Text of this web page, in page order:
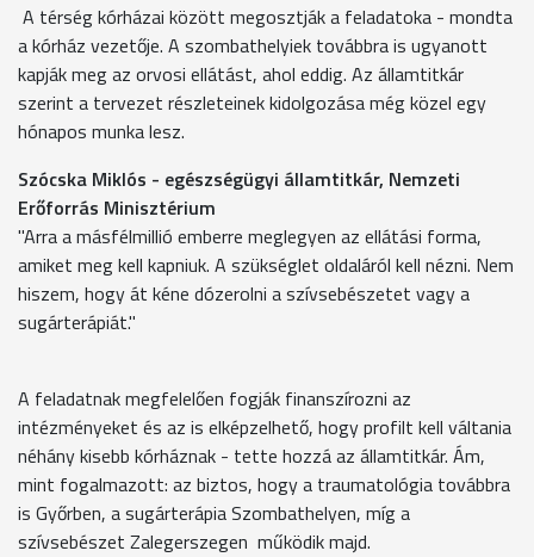
A térség kórházai között megosztják a feladatoka - mondta
a kórház vezetője. A szombathelyiek továbbra is ugyanott
kapják meg az orvosi ellátást, ahol eddig. Az államtitkár
szerint a tervezet részleteinek kidolgozása még közel egy
hónapos munka lesz.
Szócska Miklós - egészségügyi államtitkár, Nemzeti
Erőforrás Minisztérium
"Arra a másfélmillió emberre meglegyen az ellátási forma,
amiket meg kell kapniuk. A szükséglet oldaláról kell nézni. Nem
hiszem, hogy át kéne dózerolni a szívsebészetet vagy a
sugárterápiát."
A feladatnak megfelelően fogják finanszírozni az
intézményeket és az is elképzelhető, hogy profilt kell váltania
néhány kisebb kórháznak - tette hozzá az államtitkár. Ám,
mint fogalmazott: az biztos, hogy a traumatológia továbbra
is Győrben, a sugárterápia Szombathelyen, míg a
szívsebészet Zalegerszegen működik majd.